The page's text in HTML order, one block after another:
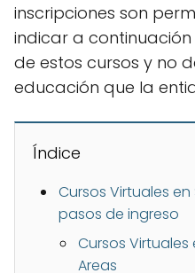
inscripciones son
indicar a
de estos cursos y no
educación que la
Índice
Cursos Virtuales en
pasos de ingreso
Cursos Virtuales
Areas